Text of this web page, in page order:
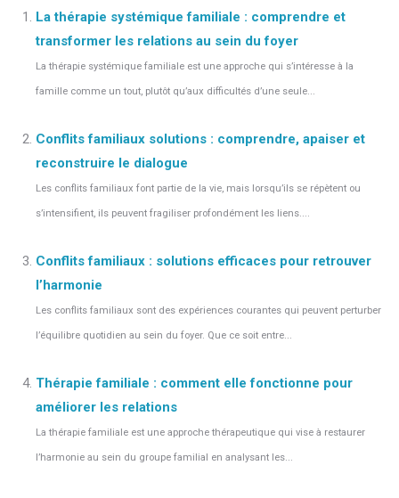
La thérapie systémique familiale : comprendre et
transformer les relations au sein du foyer
La thérapie systémique familiale est une approche qui s’intéresse à la
famille comme un tout, plutôt qu’aux difficultés d’une seule...
Conflits familiaux solutions : comprendre, apaiser et
reconstruire le dialogue
Les conflits familiaux font partie de la vie, mais lorsqu’ils se répètent ou
s’intensifient, ils peuvent fragiliser profondément les liens....
Conflits familiaux : solutions efficaces pour retrouver
l’harmonie
Les conflits familiaux sont des expériences courantes qui peuvent perturber
l’équilibre quotidien au sein du foyer. Que ce soit entre...
Thérapie familiale : comment elle fonctionne pour
améliorer les relations
La thérapie familiale est une approche thérapeutique qui vise à restaurer
l’harmonie au sein du groupe familial en analysant les...